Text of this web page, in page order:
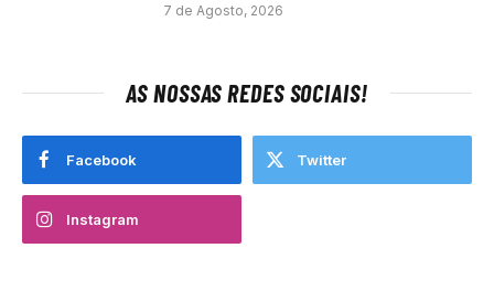
7 de Agosto, 2026
AS NOSSAS REDES SOCIAIS!
Facebook Twitter
Instagram